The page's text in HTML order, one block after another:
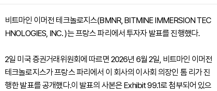
비트마인 이머전 테크놀로지스(BMNR, BITMINE IMMERSION TEC
HNOLOGIES, INC. )는 프랑스 파리에서 투자자 발표를 진행했다.
2일 미국 증권거래위원회에 따르면 2026년 6월 2일, 비트마인 이머전
테크놀로지스가 프랑스 파리에서 이 회사의 이사회 의장인 톰 리가 진
행한 발표를 공개했다.이 발표의 사본은 Exhibit 99.1로 첨부되어 있으